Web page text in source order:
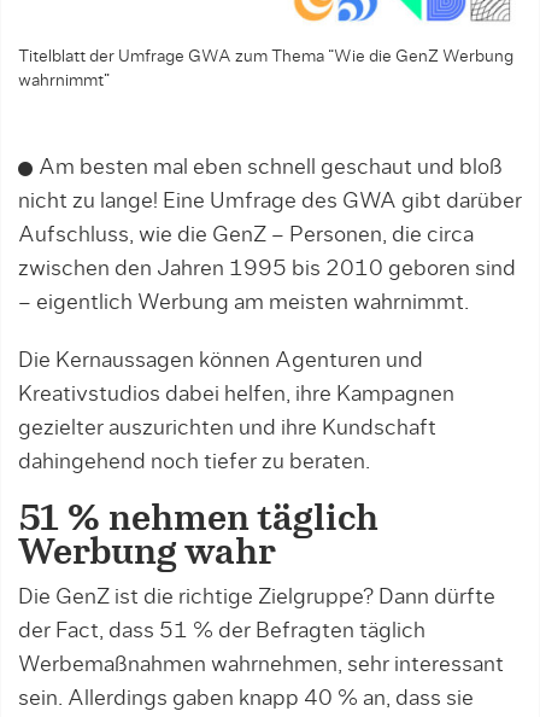
Titelblatt der Umfrage GWA zum Thema “Wie die GenZ Werbung
wahrnimmt”
Am besten mal eben schnell geschaut und bloß
nicht zu lange! Eine Umfrage des GWA gibt darüber
Aufschluss, wie die GenZ – Personen, die circa
zwischen den Jahren 1995 bis 2010 geboren sind
– eigentlich Werbung am meisten wahrnimmt.
Die Kernaussagen können Agenturen und
Kreativstudios dabei helfen, ihre Kampagnen
gezielter auszurichten und ihre Kundschaft
dahingehend noch tiefer zu beraten.
51 % nehmen täglich
Werbung wahr
Die GenZ ist die richtige Zielgruppe? Dann dürfte
der Fact, dass 51 % der Befragten täglich
Werbemaßnahmen wahrnehmen, sehr interessant
sein. Allerdings gaben knapp 40 % an, dass sie